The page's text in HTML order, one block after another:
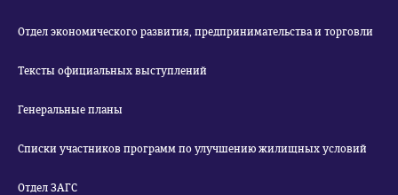
Отдел экономического развития, предпринимательства и торговли
Тексты официальных выступлений
Генеральные планы
Списки участников программ по улучшению жилищных условий
Отдел ЗАГС